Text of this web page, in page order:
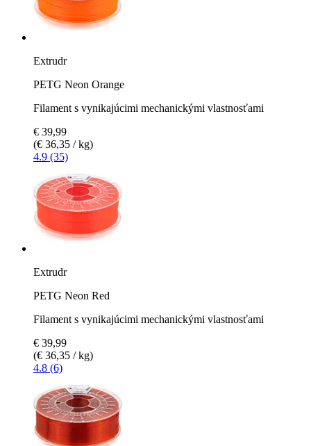
Extrudr
PETG Neon Orange
Filament s vynikajúcimi mechanickými vlastnosťami
€ 39,99
(€ 36,35 / kg)
4.9 (35)
Extrudr
PETG Neon Red
Filament s vynikajúcimi mechanickými vlastnosťami
€ 39,99
(€ 36,35 / kg)
4.8 (6)